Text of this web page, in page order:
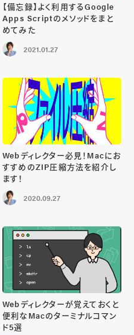
【備忘録】よく利用するGoogle
Apps Scriptのメソッドをまと
めてみた
2021.01.27
Webディレクター必見！Macにお
すすめのZIP圧縮方法を紹介し
ます！
2020.09.27
Webディレクターが覚えておくと
便利なMacのターミナルコマン
ド5選